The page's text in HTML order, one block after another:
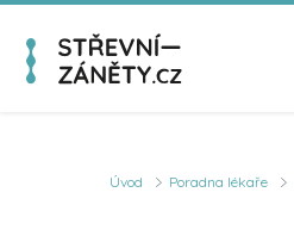
Úvod Poradna lékaře